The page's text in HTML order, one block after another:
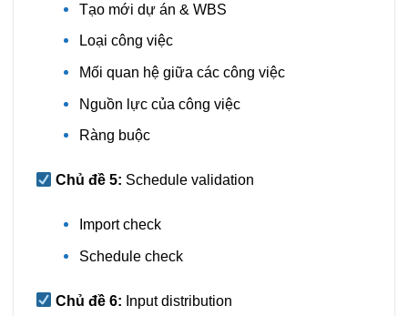
Tạo mới dự án & WBS
Loại công việc
Mối quan hệ giữa các công việc
Nguồn lực của công việc
Ràng buộc
Chủ đề 5: Schedule validation
Import check
Schedule check
Chủ đề 6: Input distribution